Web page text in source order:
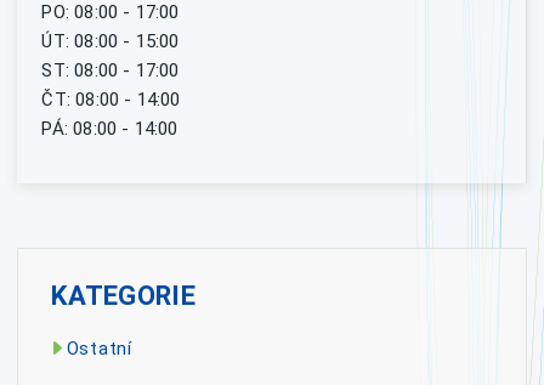
PO: 08:00 - 17:00
ÚT: 08:00 - 15:00
ST: 08:00 - 17:00
ČT: 08:00 - 14:00
PÁ: 08:00 - 14:00
KATEGORIE
Ostatní